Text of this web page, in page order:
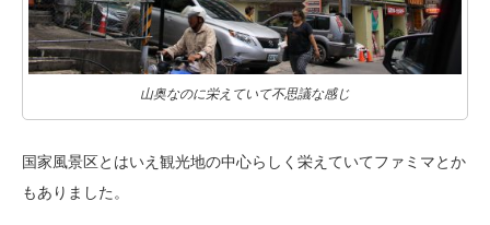
山奥なのに栄えていて不思議な感じ
国家風景区とはいえ観光地の中心らしく栄えていてファミマとか
もありました。